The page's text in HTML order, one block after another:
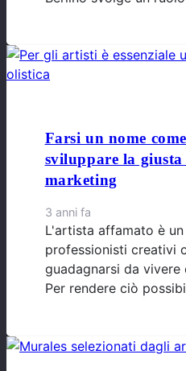
Farsi un nome
sviluppare la
marketing
3 anni fa
L'artista affamato è
professionisti creativi
guadagnarsi da
Per rendere ciò